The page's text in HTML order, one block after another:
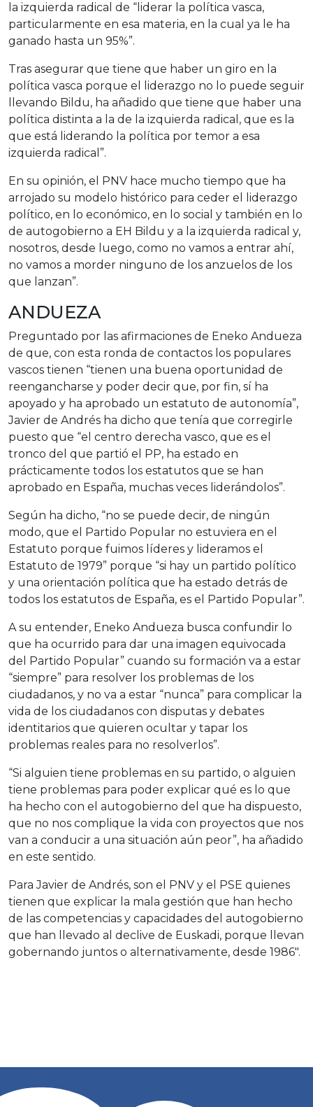
la izquierda radical de “liderar la política vasca,
particularmente en esa materia, en la cual ya le ha
ganado hasta un 95%”.
Tras asegurar que tiene que haber un giro en la
política vasca porque el liderazgo no lo puede seguir
llevando Bildu, ha añadido que tiene que haber una
política distinta a la de la izquierda radical, que es la
que está liderando la política por temor a esa
izquierda radical”.
En su opinión, el PNV hace mucho tiempo que ha
arrojado su modelo histórico para ceder el liderazgo
político, en lo económico, en lo social y también en lo
de autogobierno a EH Bildu y a la izquierda radical y,
nosotros, desde luego, como no vamos a entrar ahí,
no vamos a morder ninguno de los anzuelos de los
que lanzan”.
ANDUEZA
Preguntado por las afirmaciones de Eneko Andueza
de que, con esta ronda de contactos los populares
vascos tienen “tienen una buena oportunidad de
reengancharse y poder decir que, por fin, sí ha
apoyado y ha aprobado un estatuto de autonomía”,
Javier de Andrés ha dicho que tenía que corregirle
puesto que “el centro derecha vasco, que es el
tronco del que partió el PP, ha estado en
prácticamente todos los estatutos que se han
aprobado en España, muchas veces liderándolos”.
Según ha dicho, “no se puede decir, de ningún
modo, que el Partido Popular no estuviera en el
Estatuto porque fuimos líderes y lideramos el
Estatuto de 1979” porque “si hay un partido político
y una orientación política que ha estado detrás de
todos los estatutos de España, es el Partido Popular”.
A su entender, Eneko Andueza busca confundir lo
que ha ocurrido para dar una imagen equivocada
del Partido Popular” cuando su formación va a estar
“siempre” para resolver los problemas de los
ciudadanos, y no va a estar “nunca” para complicar la
vida de los ciudadanos con disputas y debates
identitarios que quieren ocultar y tapar los
problemas reales para no resolverlos”.
“Si alguien tiene problemas en su partido, o alguien
tiene problemas para poder explicar qué es lo que
ha hecho con el autogobierno del que ha dispuesto,
que no nos complique la vida con proyectos que nos
van a conducir a una situación aún peor”, ha añadido
en este sentido.
Para Javier de Andrés, son el PNV y el PSE quienes
tienen que explicar la mala gestión que han hecho
de las competencias y capacidades del autogobierno
que han llevado al declive de Euskadi, porque llevan
gobernando juntos o alternativamente, desde 1986″.